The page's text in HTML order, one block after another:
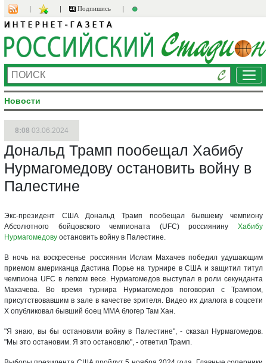
Подпишись
Новости
8:08 03.06.2024
Дональд Трамп пообещал Хабибу
Нурмагомедову остановить войну в
Палестине
Экс-президент США Дональд Трамп пообещал бывшему чемпиону
Абсолютного бойцовского чемпионата (UFC) россиянину Хабибу
Нурмагомедову остановить войну в Палестине.
В ночь на воскресенье россиянин Ислам Махачев победил удушающим
приемом американца Дастина Порье на турнире в США и защитил титул
чемпиона UFC в легком весе. Нурмагомедов выступал в роли секунданта
Махачева. Во время турнира Нурмагомедов поговорил с Трампом,
присутствовавшим в зале в качестве зрителя. Видео их диалога в соцсети
Х опубликовал бывший боец ММА блогер Там Хан.
"Я знаю, вы бы остановили войну в Палестине", - сказал Нурмагомедов.
"Мы это остановим. Я это остановлю", - ответил Трамп.